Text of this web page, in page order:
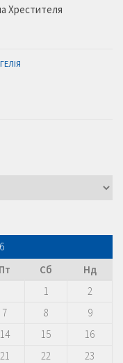
Хрестителя
Пт Сб
Нд
1
2
7 8
9
14 15
16
21 22
23